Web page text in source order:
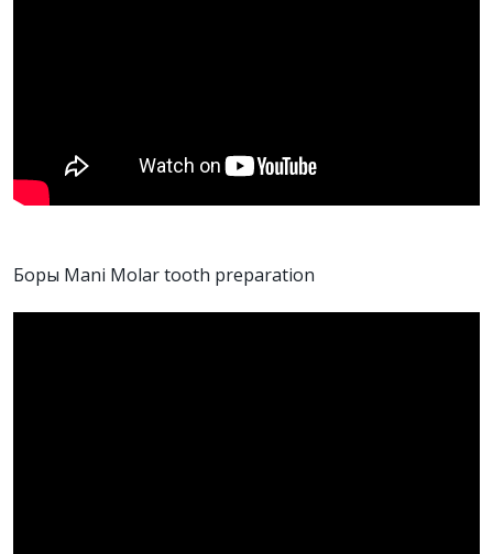
Боры Mani Molar tooth preparation